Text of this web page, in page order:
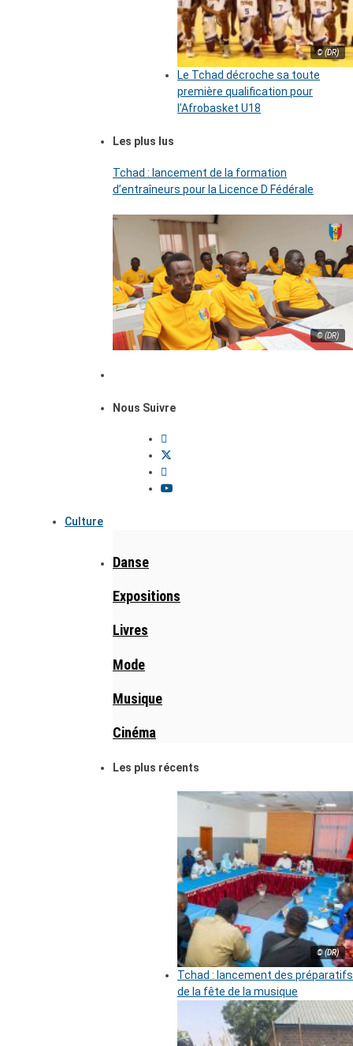
© (DR)
Le Tchad décroche sa toute
première qualification pour
l’Afrobasket U18
Les plus lus
Tchad : lancement de la formation
d’entraîneurs pour la Licence D Fédérale
© (DR)
Nous Suivre
Culture
Danse
Expositions
Livres
Mode
Musique
Cinéma
Les plus récents
© (DR)
Tchad : lancement des préparatifs
de la fête de la musique